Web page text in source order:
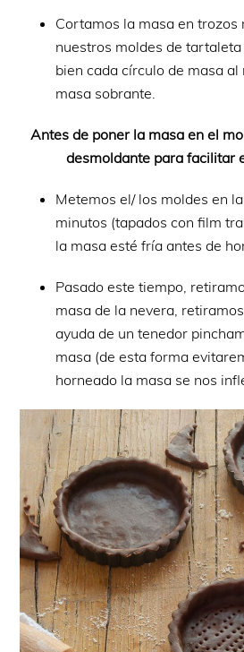
Cortamos la masa en trozos
nuestros moldes de
bien cada círculo de masa
masa sobrante.
Antes de poner la masa en el
desmoldante para facilitar
Metemos el/ los moldes en
minutos (tapados con film
la masa esté fría antes de
Pasado este tiempo,
masa de la nevera,
ayuda de un tenedor
masa (de esta forma
horneado la masa se nos